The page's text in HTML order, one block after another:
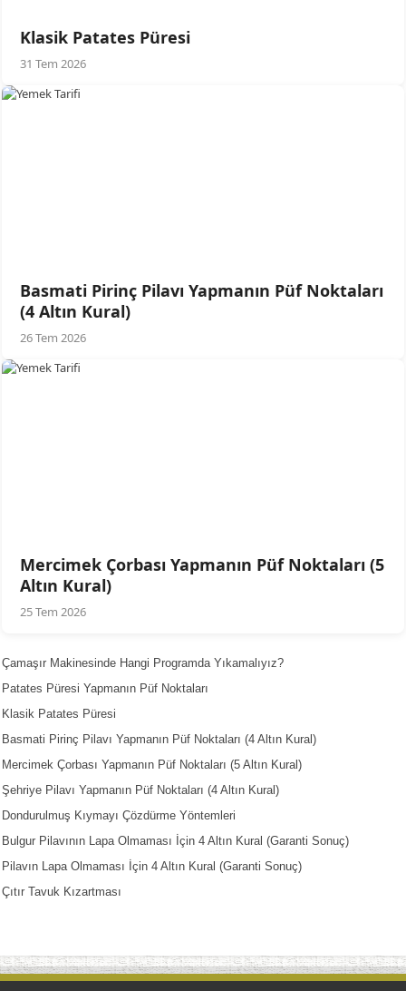
Klasik Patates Püresi
31 Tem 2026
Basmati Pirinç Pilavı Yapmanın Püf Noktaları
(4 Altın Kural)
26 Tem 2026
Mercimek Çorbası Yapmanın Püf Noktaları (5
Altın Kural)
25 Tem 2026
Çamaşır Makinesinde Hangi Programda Yıkamalıyız?
Patates Püresi Yapmanın Püf Noktaları
Klasik Patates Püresi
Basmati Pirinç Pilavı Yapmanın Püf Noktaları (4 Altın Kural)
Mercimek Çorbası Yapmanın Püf Noktaları (5 Altın Kural)
Şehriye Pilavı Yapmanın Püf Noktaları (4 Altın Kural)
Dondurulmuş Kıymayı Çözdürme Yöntemleri
Bulgur Pilavının Lapa Olmaması İçin 4 Altın Kural (Garanti Sonuç)
Pilavın Lapa Olmaması İçin 4 Altın Kural (Garanti Sonuç)
Çıtır Tavuk Kızartması